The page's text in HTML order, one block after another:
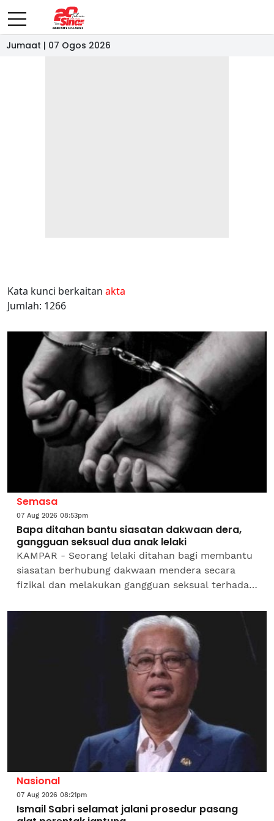
Jumaat | 07 Ogos 2026
Kata kunci berkaitan akta
Jumlah: 1266
Semasa
07 Aug 2026 08:53pm
Bapa ditahan bantu siasatan dakwaan dera,
gangguan seksual dua anak lelaki
KAMPAR - Seorang lelaki ditahan bagi membantu
siasatan berhubung dakwaan mendera secara
fizikal dan melakukan gangguan seksual terhadap
Superintenden...
Nasional
07 Aug 2026 08:21pm
Ismail Sabri selamat jalani prosedur pasang